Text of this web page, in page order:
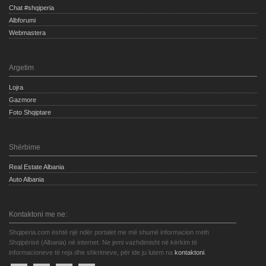
Chat #shqiperia
Albforumi
Webmastera
Argetim
Lojra
Gazmore
Foto Shqiptare
Shërbime
Real Estate Albania
Auto Albania
Kontaktoni me ne:
Shqiperia.com është një ndër portalet me më shumë informacion rreth
Shqipërisë (Albania) në internet. Ne jemi vazhdimisht në kërkim të
informacioneve të reja dhe shkrimeve, për ide ju lutem na kontaktoni